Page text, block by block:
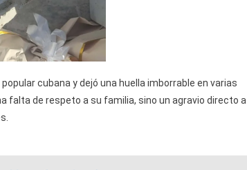
cubana y dejó una huella imborrable en varias
falta de respeto a su familia, sino un agravio directo a